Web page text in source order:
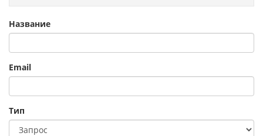
Название
Email
Тип